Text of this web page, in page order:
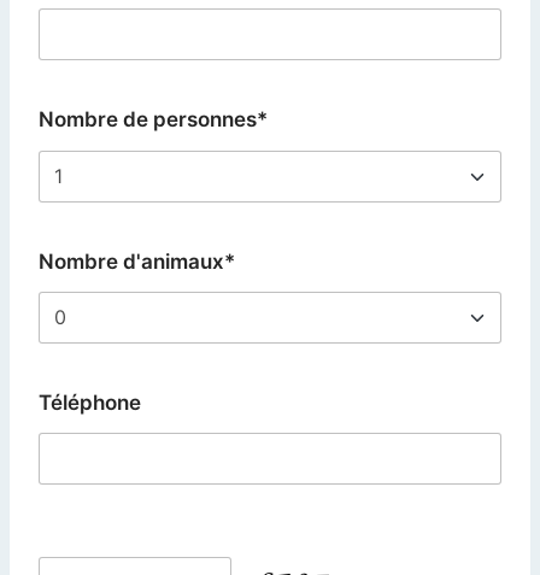
Nombre de personnes*
Nombre d'animaux*
Téléphone